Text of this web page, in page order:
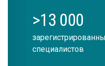
>13 000
специалистов